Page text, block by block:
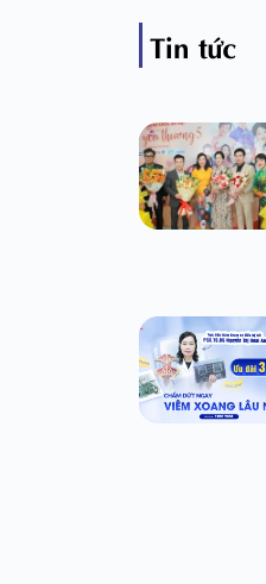
Tin tức